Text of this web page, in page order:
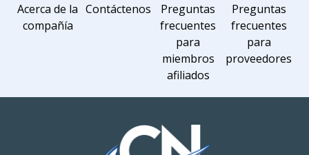
Acerca de la
compañía
Contáctenos
Preguntas
frecuentes
para
miembros
afiliados
Preguntas
frecuentes
para
proveedores